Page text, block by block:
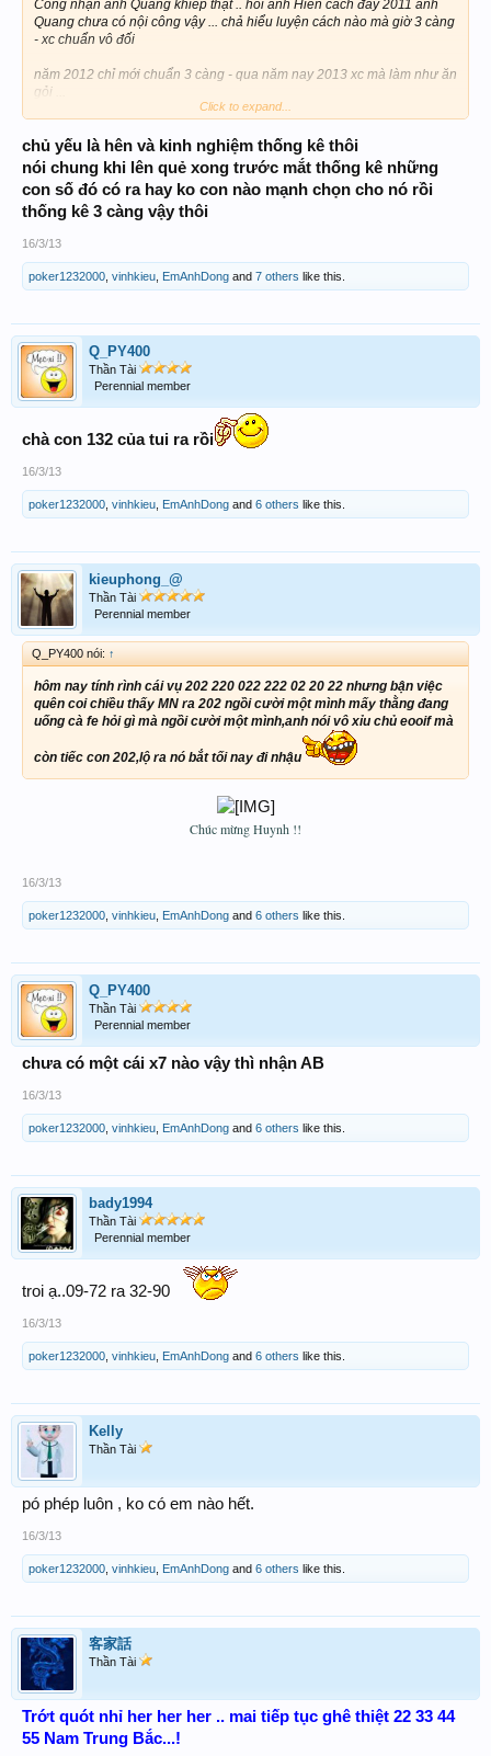
Công nhận anh Quang khiếp thật .. hồi anh Hiền cách đây 2011 anh
Quang chưa có nội công vậy ... chả hiểu luyện cách nào mà giờ 3 càng
- xc chuẩn vô đối
năm 2012 chỉ mới chuẩn 3 càng - qua năm nay 2013 xc mà làm như ăn
gỏi ...
2014 chắc quơ luôn 4 cang hay xiên 4 ; xiên 5
duyên lụm Quẻ ngũ hành về nghiên cứu xây nền móng tìm hiểu vụ này
Click to expand...
chủ yếu là hên và kinh nghiệm thống kê thôi
nói chung khi lên quẻ xong trước mắt thống kê những
con số đó có ra hay ko con nào mạnh chọn cho nó rồi
thống kê 3 càng vậy thôi
16/3/13
poker1232000 vinhkieu EmAnhDong and 7 others like this.
Q_PY400
Thần Tài
Perennial member
chà con 132 của tui ra rồi
16/3/13
poker1232000 vinhkieu EmAnhDong and 6 others like this.
kieuphong_@
Thần Tài
Perennial member
Q_PY400 nói: ↑
hôm nay tính rình cái vụ 202 220 022 222 02 20 22 nhưng bận việc
quên coi chiều thấy MN ra 202 ngồi cười một mình mấy thằng đang
uống cà fe hỏi gì mà ngồi cười một mình,anh nói vô xỉu chủ eooif mà
còn tiếc con 202,lộ ra nó bắt tối nay đi nhậu
Chúc mừng Huynh !!
16/3/13
poker1232000 vinhkieu EmAnhDong and 6 others like this.
Q_PY400
Thần Tài
Perennial member
chưa có một cái x7 nào vậy thì nhận AB
16/3/13
poker1232000 vinhkieu EmAnhDong and 6 others like this.
bady1994
Thần Tài
Perennial member
troi ạ..09-72 ra 32-90
16/3/13
poker1232000 vinhkieu EmAnhDong and 6 others like this.
Kelly
Thần Tài
pó phép luôn , ko có em nào hết.
16/3/13
poker1232000 vinhkieu EmAnhDong and 6 others like this.
客家話
Thần Tài
Trớt quót nhỉ her her her .. mai tiếp tục ghê thiệt 22 33 44
55 Nam Trung Bắc...!